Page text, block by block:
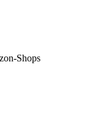
Shops